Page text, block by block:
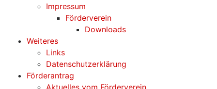
Impressum
Förderverein
Downloads
Weiteres
Links
Datenschutzerklärung
Förderantrag
Aktuelles vom Förderverein